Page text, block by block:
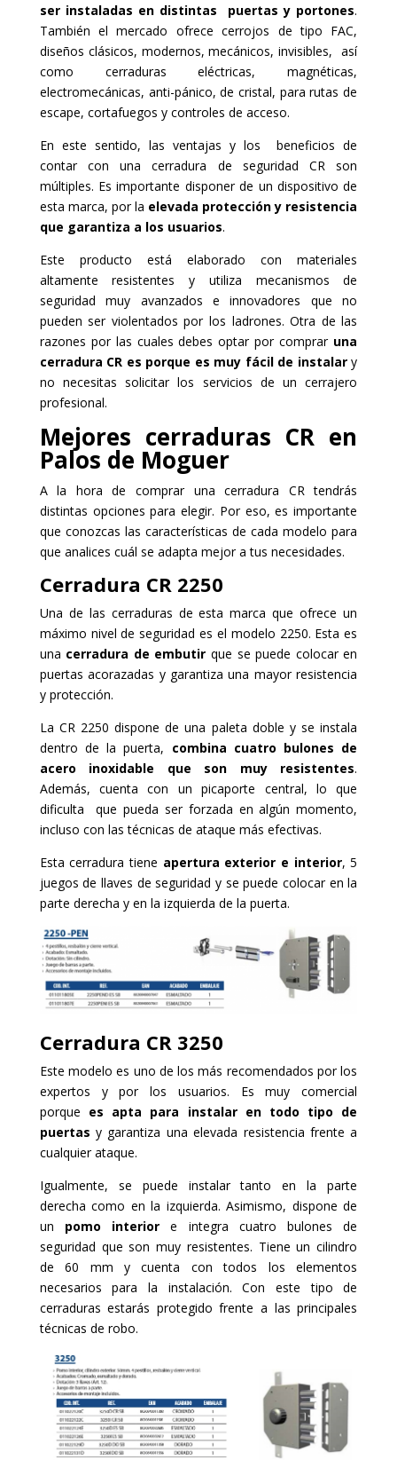
ser instaladas en distintas puertas y portones.
También el mercado ofrece cerrojos de tipo FAC,
diseños clásicos, modernos, mecánicos, invisibles, así
como cerraduras eléctricas, magnéticas,
electromecánicas, anti-pánico, de cristal, para rutas de
escape, cortafuegos y controles de acceso.
En este sentido, las ventajas y los beneficios de
contar con una cerradura de seguridad CR son
múltiples. Es importante disponer de un dispositivo de
esta marca, por la elevada protección y resistencia
que garantiza a los usuarios.
Este producto está elaborado con materiales
altamente resistentes y utiliza mecanismos de
seguridad muy avanzados e innovadores que no
pueden ser violentados por los ladrones. Otra de las
razones por las cuales debes optar por comprar una
cerradura CR es porque es muy fácil de instalary
no necesitas solicitar los servicios de un cerrajero
profesional.
Mejores cerraduras CR en
Palos de Moguer
A la hora de comprar una cerradura CR tendrás
distintas opciones para elegir. Por eso, es importante
que conozcas las características de cada modelo para
que analices cuál se adapta mejor a tus necesidades.
Cerradura CR 2250
Una de las cerraduras de esta marca que ofrece un
máximo nivel de seguridad es el modelo 2250. Esta es
una cerradura de embutir que se puede colocar en
puertas acorazadas y garantiza una mayor resistencia
y protección.
La CR 2250 dispone de una paleta doble y se instala
dentro de la puerta, combina cuatro bulones de
acero inoxidable que son muy resistentes.
Además, cuenta con un picaporte central, lo que
dificulta que pueda ser forzada en algún momento,
incluso con las técnicas de ataque más efectivas.
Esta cerradura tiene apertura exterior e interior, 5
juegos de llaves de seguridad y se puede colocar en la
parte derecha y en la izquierda de la puerta.
Cerradura CR 3250
Este modelo es uno de los más recomendados por los
expertos y por los usuarios. Es muy comercial
porque es apta para instalar en todo tipo de
puertas y garantiza una elevada resistencia frente a
cualquier ataque.
Igualmente, se puede instalar tanto en la parte
derecha como en la izquierda. Asimismo, dispone de
un pomo interior e integra cuatro bulones de
seguridad que son muy resistentes. Tiene un cilindro
de 60 mm y cuenta con todos los elementos
necesarios para la instalación. Con este tipo de
cerraduras estarás protegido frente a las principales
técnicas de robo.